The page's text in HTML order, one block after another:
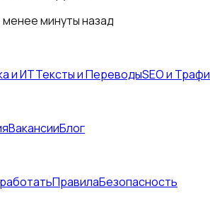
менее минуты назад
и ИТТексты и ПереводыSEO и
ВакансииБлог
ПравилаБезопасность